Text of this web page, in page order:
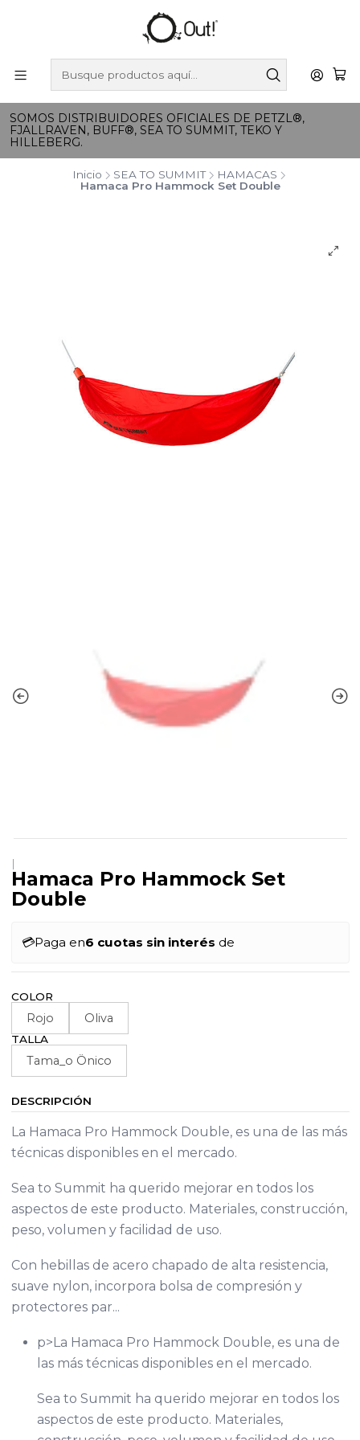
SOMOS DISTRIBUIDORES OFICIALES DE PETZL®,
FJALLRAVEN, BUFF®, SEA TO SUMMIT, TEKO Y
HILLEBERG.
Inicio SEA TO SUMMIT
HAMACAS
Hamaca Pro Hammock Set Double
|
Hamaca Pro Hammock Set
Double
💳Paga en6 cuotas sin interés de
COLOR
Rojo Oliva
TALLA
Tama_o Önico
DESCRIPCIÓN
La Hamaca Pro Hammock Double, es una de las más
técnicas disponibles en el mercado.
Sea to Summit ha querido mejorar en todos los
aspectos de este producto. Materiales, construcción,
peso, volumen y facilidad de uso.
Con hebillas de acero chapado de alta resistencia,
suave nylon, incorpora bolsa de compresión y
protectores par...
p>La Hamaca Pro Hammock Double, es una de
las más técnicas disponibles en el mercado.
Sea to Summit ha querido mejorar en todos los
aspectos de este producto. Materiales,